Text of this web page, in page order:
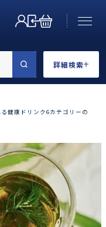
詳細検索
健康ドリンク6カテゴリーの